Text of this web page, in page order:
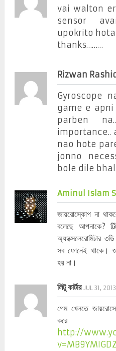
vai walton
sensor
upokrito
thanks………
Rizwan
Gyroscope
game e
parben
importance..
nao hote
jonno
bole dile
Aminul Islam
জায়রোস্কোপ না
বলেছে আপনাকে?
অ্যাক্সেলেরোমিটার
সব ফোনেই থাকে।
হয় না।
লিটু কার্টার JUL 31, 2013
গেম খেলতে
http://